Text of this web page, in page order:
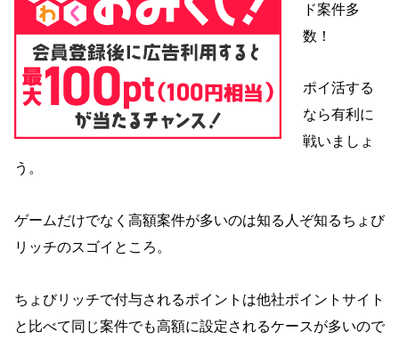
ド案件多
数！
ポイ活する
なら有利に
戦いましょ
う。
ゲームだけでなく高額案件が多いのは知る人ぞ知るちょび
リッチのスゴイところ。
ちょびリッチで付与されるポイントは他社ポイントサイト
と比べて同じ案件でも高額に設定されるケースが多いので